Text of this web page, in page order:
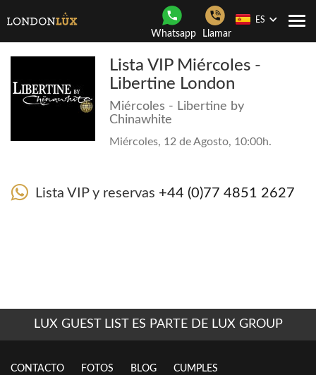
Whatsapp Llamar
ES
Lista VIP Miércoles -
Libertine London
Miércoles - Libertine by
Chinawhite
Miércoles, 12 de Agosto, 10:00h.
Lista VIP y reservas +44 (0)77 4851 2627
LUX GUEST LIST ES PARTE DE LUX GROUP
CONTACTO FOTOS BLOG CUMPLES